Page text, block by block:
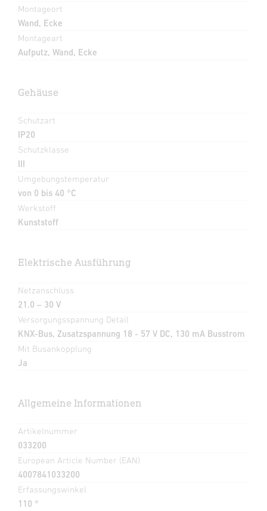
Montageort
Wand, Ecke
Montageart
Aufputz, Wand, Ecke
Gehäuse
Schutzart
IP20
Schutzklasse
III
Umgebungstemperatur
von 0 bis 40 °C
Werkstoff
Kunststoff
Elektrische Ausführung
Netzanschluss
21.0 – 30 V
Versorgungsspannung Detail
KNX-Bus, Zusatzspannung 18 - 57 V DC, 130 mA Busstrom
Mit Busankopplung
Ja
Allgemeine Informationen
Artikelnummer
033200
European Article Number (EAN)
4007841033200
Erfassungswinkel
110 °